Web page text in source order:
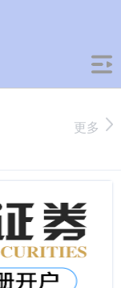
更多